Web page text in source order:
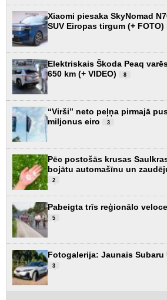
Xiaomi piesaka SkyNomad
SUV Eiropas tirgum (+ FOTO)
Elektriskais Škoda Peaq
650 km (+ VIDEO)
8
“Virši” neto peļņa pirmajā
miljonus eiro
3
Pēc postošās krusas
bojātu automašīnu un
2
Pabeigta trīs reģionālo
5
Fotogalerija: Jaunais Subaru
3